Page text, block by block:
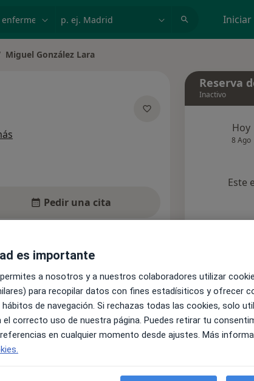
Iniciar
de ciudad
Miguel González Lara
Pedir una cita
Sobrepeso Celiaquía +5a11y_sr_more_diseases
Reserva
Inactivo
Hoy
8 Ago
Este
es importante
a nosotros y a nuestros colaboradores utilizar
para recopilar datos con fines estadísiticos y ofrecer
de navegación. Si rechazas todas las cookies, solo
el correcto uso de nuestra página. Puedes retirar tu
en cualquier momento desde ajustes. Más